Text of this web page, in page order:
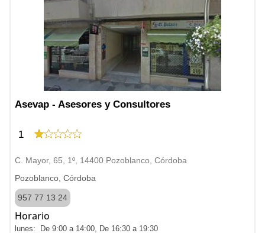
Asevap - Asesores y Consultores
1
C. Mayor, 65, 1º, 14400 Pozoblanco, Córdoba
Pozoblanco, Córdoba
957 77 13 24
Horario
lunes: De 9:00 a 14:00, De 16:30 a 19:30